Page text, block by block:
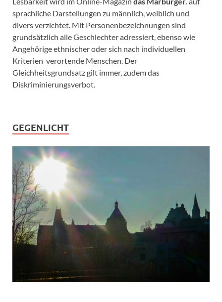
sprachliche Darstellungen zu männlich, weiblich und
divers verzichtet. Mit Personenbezeichnungen sind
grundsätzlich alle Geschlechter adressiert, ebenso wie
Angehörige ethnischer oder sich nach individuellen
Kriterien verortende Menschen. Der
Gleichheitsgrundsatz gilt immer, zudem das
Diskriminierungsverbot.
GEGENLICHT